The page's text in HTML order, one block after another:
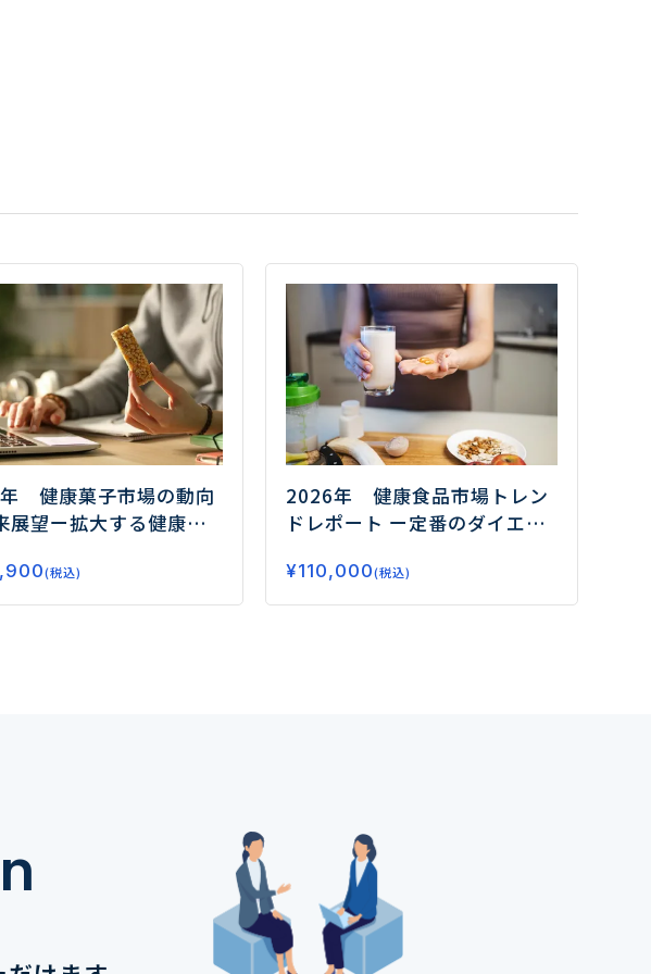
健康菓子市場の動向
展望ー拡大する健康需
(税込)
2026年 健康食品市場トレン
ドレポート ー定番のダイエッ
ア、グミサプリまでデータで
読み解く市場の未来ー
¥110,000(税込)